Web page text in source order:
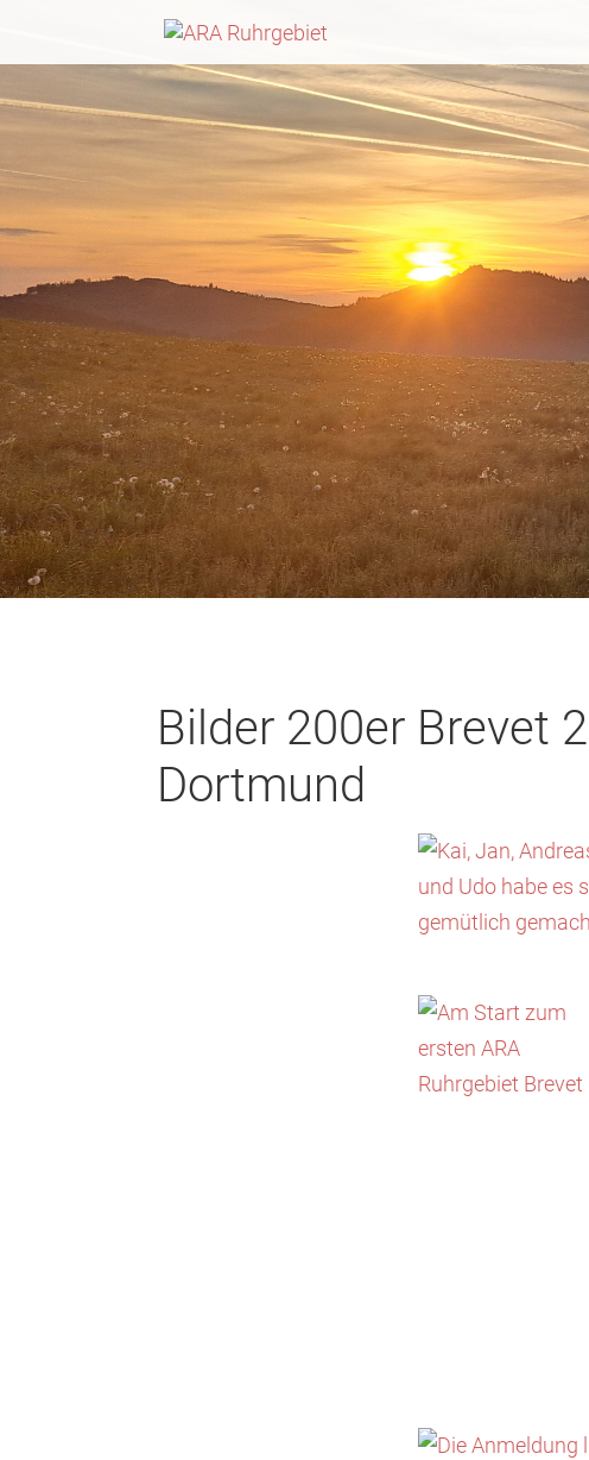
Bilder 200er Brevet
Dortmund